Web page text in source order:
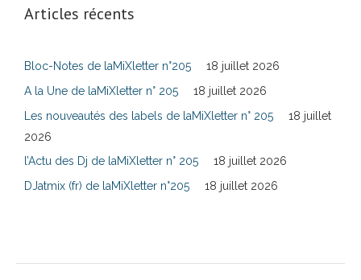
Articles récents
Bloc-Notes de laMiXletter n°205
18 juillet 2026
A la Une de laMiXletter n° 205
18 juillet 2026
Les nouveautés des labels de laMiXletter n° 205
18 juillet
2026
l’Actu des Dj de laMiXletter n° 205
18 juillet 2026
DJatmix (fr) de laMiXletter n°205
18 juillet 2026